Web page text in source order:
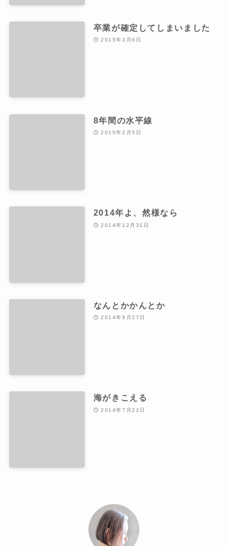
卒業が確定してしまいました
2015年3月6日
8年間の水平線
2015年2月5日
2014年よ、然様なら
2014年12月31日
なんとかかんとか
2014年9月27日
海がきこえる
2014年7月22日